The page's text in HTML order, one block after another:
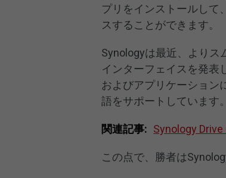
プリをインストールして
スすることができます。
Synologyは最近、よりス
インターフェイスを発表
およびアプリケーション
語をサポートしています。
関連記事: Synology
この点で、勝者は